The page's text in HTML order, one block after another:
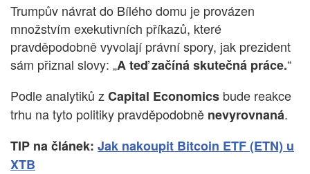
Trumpův návrat do Bílého domu je provázen
množstvím exekutivních příkazů, které
pravděpodobně vyvolají právní spory, jak prezident
sám přiznal slovy: „A teď začíná skutečná práce.“
Podle analytiků z Capital Economics bude reakce
trhu na tyto politiky pravděpodobně nevyrovnaná.
TIP na článek: Jak nakoupit Bitcoin ETF (ETN) u
XTB